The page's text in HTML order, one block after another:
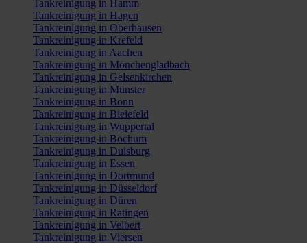
Tankreinigung in Hamm
Tankreinigung in Hagen
Tankreinigung in Oberhausen
Tankreinigung in Krefeld
Tankreinigung in Aachen
Tankreinigung in Mönchengladbach
Tankreinigung in Gelsenkirchen
Tankreinigung in Münster
Tankreinigung in Bonn
Tankreinigung in Bielefeld
Tankreinigung in Wuppertal
Tankreinigung in Bochum
Tankreinigung in Duisburg
Tankreinigung in Essen
Tankreinigung in Dortmund
Tankreinigung in Düsseldorf
Tankreinigung in Düren
Tankreinigung in Ratingen
Tankreinigung in Velbert
Tankreinigung in Viersen